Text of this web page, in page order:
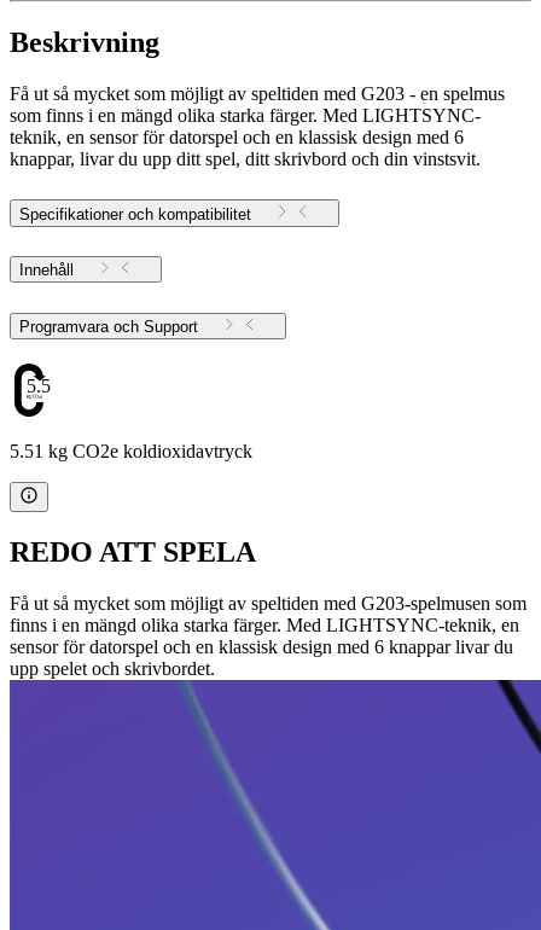
Beskrivning
Få ut så mycket som möjligt av speltiden med G203 - en spelmus
som finns i en mängd olika starka färger. Med LIGHTSYNC-
teknik, en sensor för datorspel och en klassisk design med 6
knappar, livar du upp ditt spel, ditt skrivbord och din vinstsvit.
Specifikationer och kompatibilitet
Innehåll
Programvara och Support
5.51
5.51 kg CO2e koldioxidavtryck
REDO ATT SPELA
Få ut så mycket som möjligt av speltiden med G203-spelmusen som
finns i en mängd olika starka färger. Med LIGHTSYNC-teknik, en
sensor för datorspel och en klassisk design med 6 knappar livar du
upp spelet och skrivbordet.